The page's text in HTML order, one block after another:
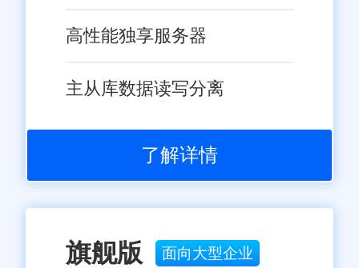
够实现订单处理的自动化和智能
决策提升运营效率和市场竞争
和市场的不断变化，旺店通潮州
服务。
综上所述，潮州电商企业应
通潮州订单发货系统等先进工
具，提升运营效率、优化库存管
高性能独享服务器
主从库数据读写分离
了解详情
旗舰版 面向大型企业